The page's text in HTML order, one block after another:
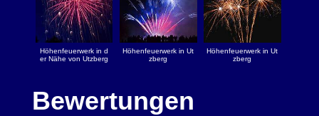
Höhenfeuerwerk in d
er Nähe von Utzberg
Höhenfeuerwerk in Ut
zberg
Höhenfeuerwerk in Ut
zberg
Bewertungen